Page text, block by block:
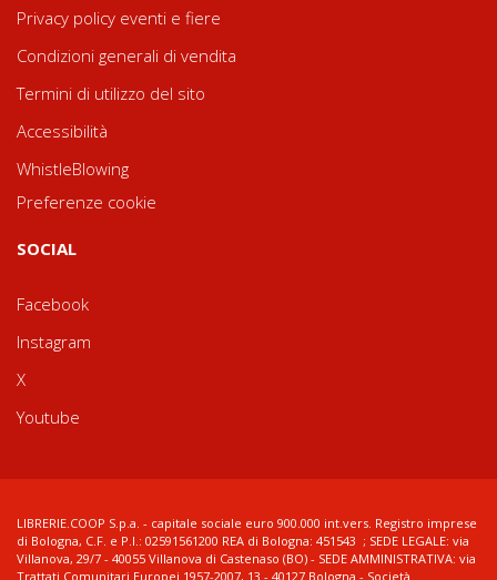
Privacy policy eventi e fiere
Condizioni generali di vendita
Termini di utilizzo del sito
Accessibilità
WhistleBlowing
Preferenze cookie
SOCIAL
Facebook
Instagram
X
Youtube
LIBRERIE.COOP S.p.a. - capitale sociale euro 900.000 int.vers. Registro imprese
di Bologna, C.F. e P.I.: 02591561200 REA di Bologna: 451543 ; SEDE LEGALE: via
Villanova, 29/7 - 40055 Villanova di Castenaso (BO) - SEDE AMMINISTRATIVA: via
Trattati Comunitari Europei 1957-2007, 13 - 40127 Bologna - Società